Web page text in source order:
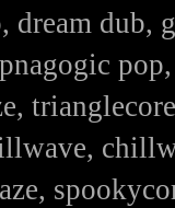
dream dub,